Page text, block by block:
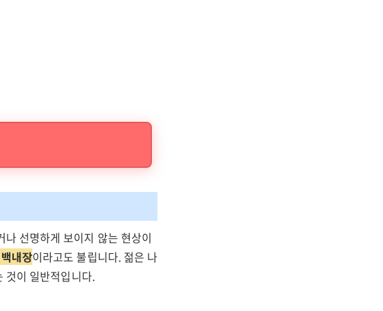
나 선명하게 보이지 않는 현상이
내장이라고도 불립니다. 젊은 나
것이 일반적입니다.